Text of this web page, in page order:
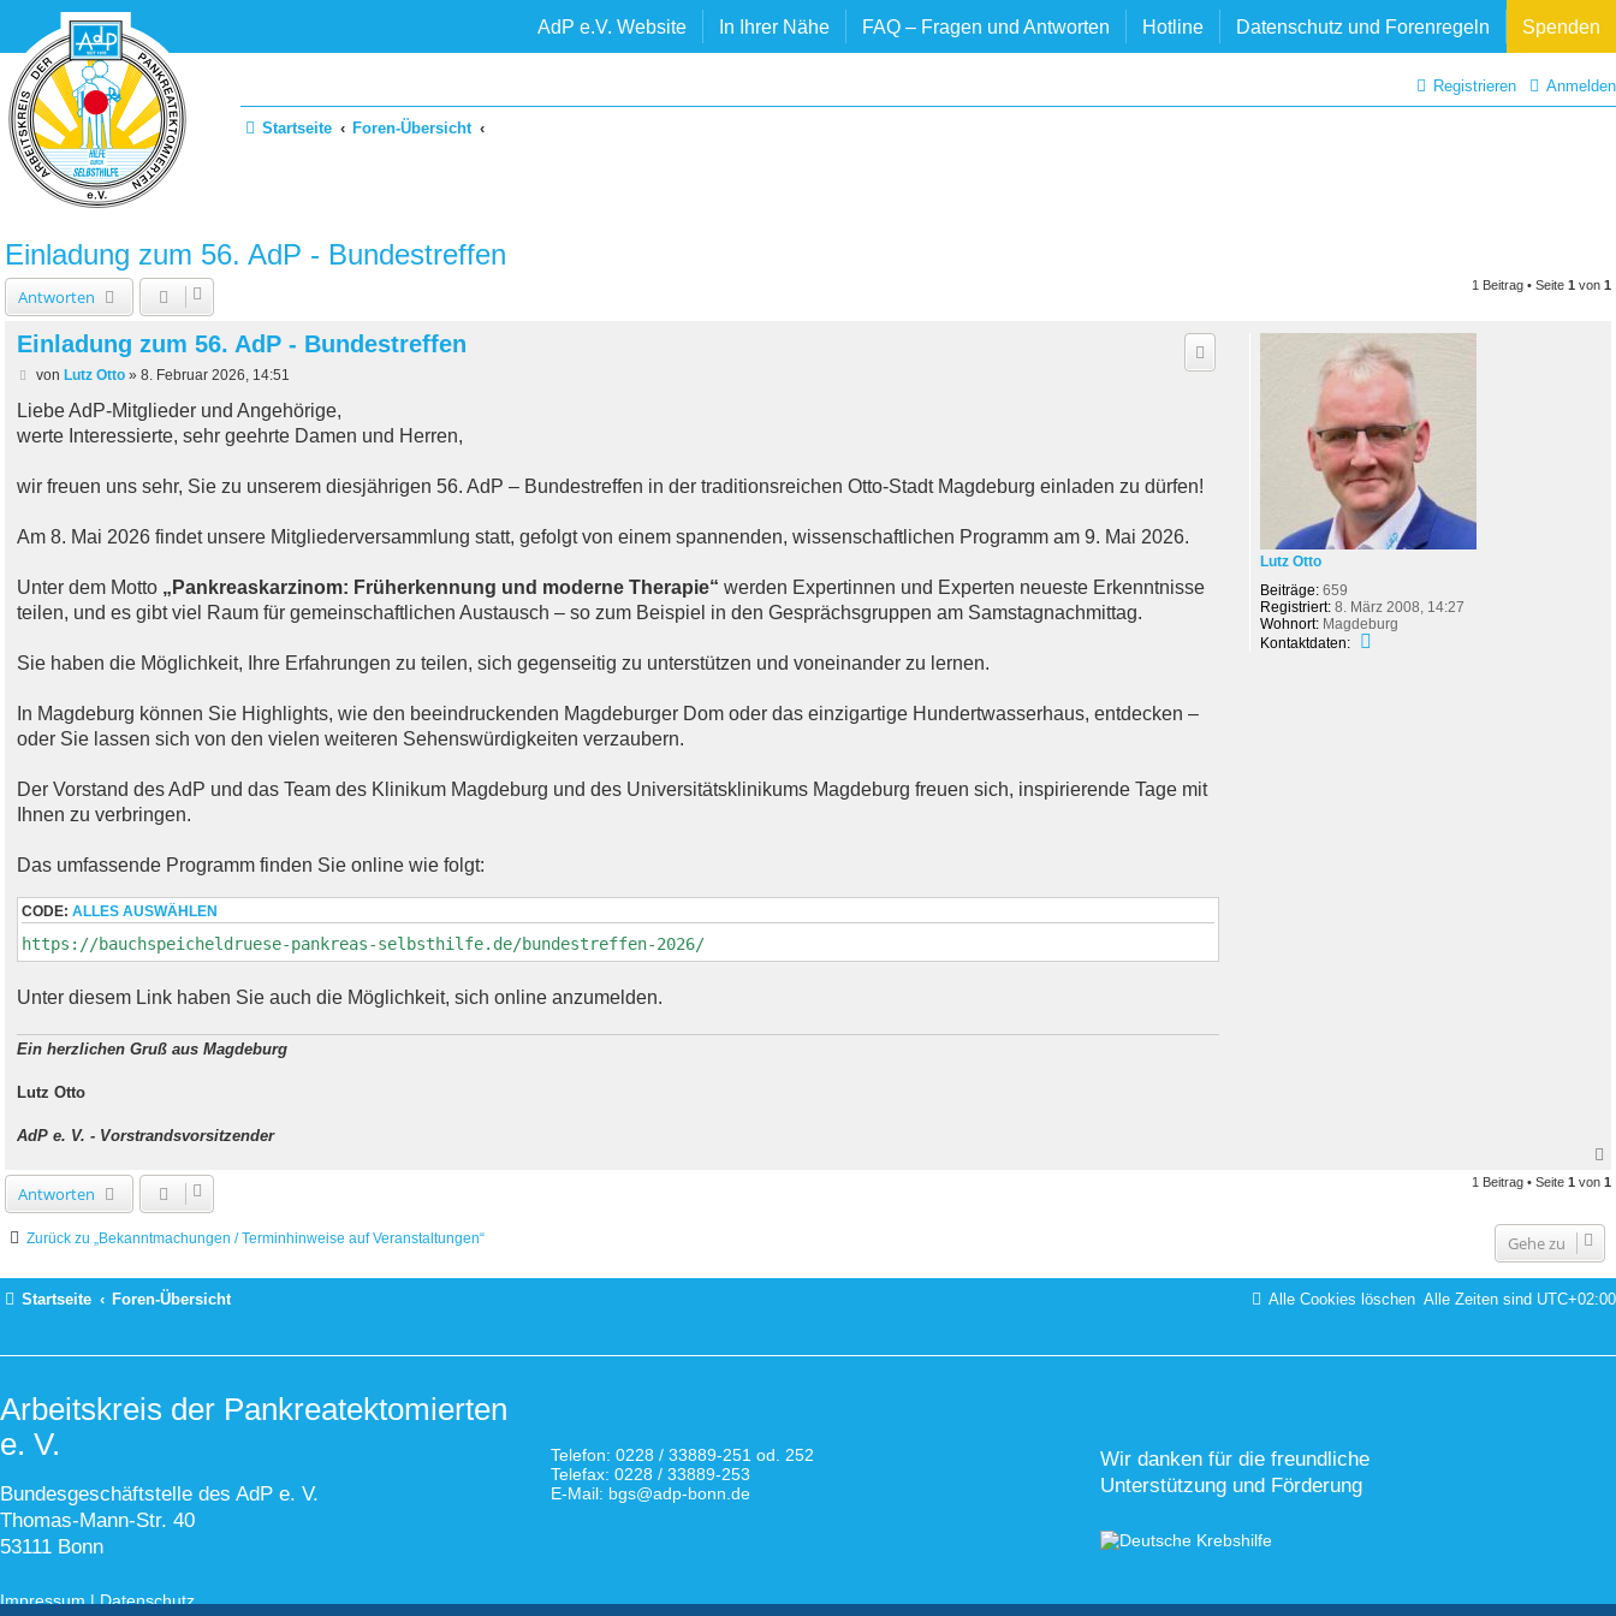
AdP e.V. Website In Ihrer Nähe FAQ – Fragen und Antworten Hotline Datenschutz und Forenregeln Spenden
Anmelden
Registrieren
Startseite Foren-Übersicht
Einladung zum 56. AdP - Bundestreffen
Antworten
1 Beitrag • Seite 1 von 1
Lutz Otto
Beiträge: 659
Registriert: 8. März 2008, 14:27
Wohnort: Magdeburg
Kontaktdaten:
Einladung zum 56. AdP - Bundestreffen
B
i
r
g
von Lutz Otto» 8. Februar 2026, 14:51
Liebe AdP-Mitglieder und Angehörige,
werte Interessierte, sehr geehrte Damen und Herren,
wir freuen uns sehr, Sie zu unserem diesjährigen 56. AdP – Bundestreffen in der traditionsreichen Otto-Stadt Magdeburg einladen zu dürfen!
Am 8. Mai 2026 findet unsere Mitgliederversammlung statt, gefolgt von einem spannenden, wissenschaftlichen Programm am 9. Mai 2026.
Unter dem Motto „Pankreaskarzinom: Früherkennung und moderne Therapie“ werden Expertinnen und Experten neueste Erkenntnisse
teilen, und es gibt viel Raum für gemeinschaftlichen Austausch – so zum Beispiel in den Gesprächsgruppen am Samstagnachmittag.
Sie haben die Möglichkeit, Ihre Erfahrungen zu teilen, sich gegenseitig zu unterstützen und voneinander zu lernen.
In Magdeburg können Sie Highlights, wie den beeindruckenden Magdeburger Dom oder das einzigartige Hundertwasserhaus, entdecken –
oder Sie lassen sich von den vielen weiteren Sehenswürdigkeiten verzaubern.
Der Vorstand des AdP und das Team des Klinikum Magdeburg und des Universitätsklinikums Magdeburg freuen sich, inspirierende Tage mit
Ihnen zu verbringen.
Das umfassende Programm finden Sie online wie folgt:
CODE: ALLES AUSWÄHLEN
https://bauchspeicheldruese-pankreas-selbsthilfe.de/bundestreffen-2026/
Unter diesem Link haben Sie auch die Möglichkeit, sich online anzumelden.
Ein herzlichen Gruß aus Magdeburg
Lutz Otto
AdP e. V. - Vorstrandsvorsitzender
c
Antworten
1 Beitrag • Seite 1 von 1
Zurück zu „Bekanntmachungen / Terminhinweise auf Veranstaltungen“ Gehe zu
Startseite Foren-Übersicht Alle Zeiten sind UTC+02:00
Alle Cookies löschen
Arbeitskreis der Pankreatektomierten
e. V.
Bundesgeschäftstelle des AdP e. V.
Thomas-Mann-Str. 40
53111 Bonn
Impressum | Datenschutz
Telefon: 0228 / 33889-251 od. 252
Telefax: 0228 / 33889-253
E-Mail: bgs@adp-bonn.de
Wir danken für die freundliche
Unterstützung und Förderung